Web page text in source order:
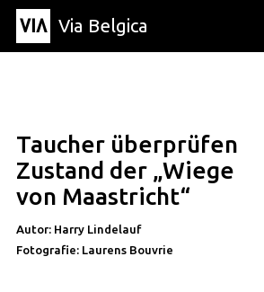
Via Belgica
Artikel
Bildung
Rezept
Freunde
Über Via Belgica
Über Via Belgica
Forschung
Ausbildung
Freunde
Der Reiseführer
Organisation
artikel
Taucher überprüfen
Zustand der „Wiege
von Maastricht“
Autor: Harry Lindelauf
Fotografie: Laurens Bouvrie